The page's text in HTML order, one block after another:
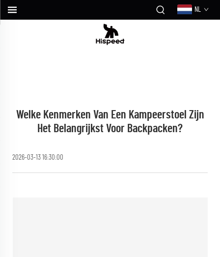
NL
Welke Kenmerken Van Een Kampeerstoel Zijn
Het Belangrijkst Voor Backpacken?
2026-03-13 16:30:00